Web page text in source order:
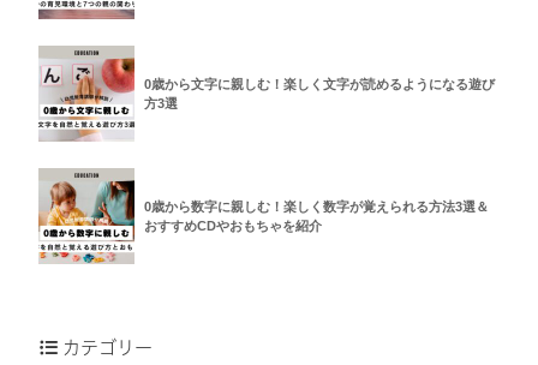
0歳から文字に親しむ！楽しく文字が読めるようになる遊び
方3選
0歳から数字に親しむ！楽しく数字が覚えられる方法3選＆
おすすめCDやおもちゃを紹介
カテゴリー